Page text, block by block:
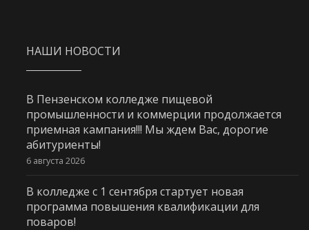
НАШИ НОВОСТИ
В Пензенском колледже пищевой
промышленности и коммерции продолжается
приемная кампания!!! Мы ждем Вас, дорогие
абитуриенты!
6 августа 2026
В колледже с 1 сентября стартует новая
программа повышения квалификации для
поваров!